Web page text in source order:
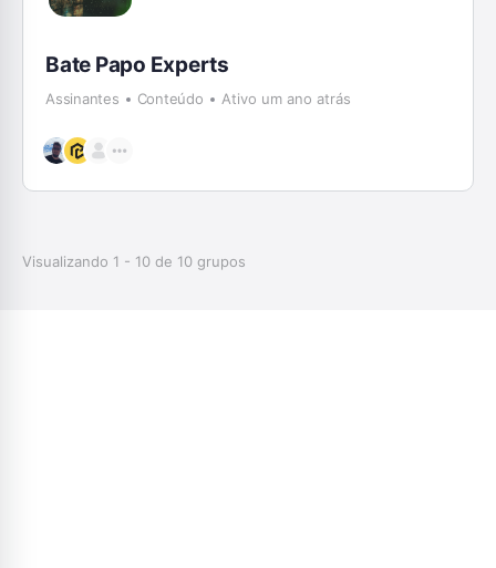
Bate Papo Experts
Assinantes Conteúdo Ativo um ano atrás
Visualizando 1 - 10 de 10 grupos